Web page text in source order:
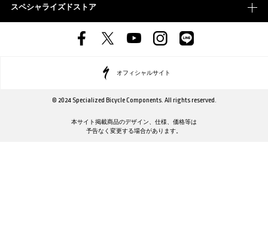
スペシャライズドストア
オフィシャルサイト
© 2024 Specialized Bicycle Components. All rights reserved.
本サイト掲載商品のデザイン、仕様、価格等は
予告なく変更する場合があります。